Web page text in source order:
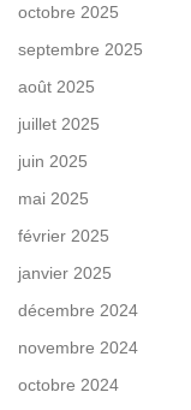
octobre 2025
septembre 2025
août 2025
juillet 2025
juin 2025
mai 2025
février 2025
janvier 2025
décembre 2024
novembre 2024
octobre 2024